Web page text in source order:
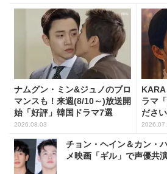
ナムグン・ミン&ジュノのブロ
マンスも！来週(8/10～)放送開
始「好評」韓国ドラマ7選
2026.08.03
ラマ
ださ
チョン・ヘイン＆カン・
メ映画「ギル」で声優共